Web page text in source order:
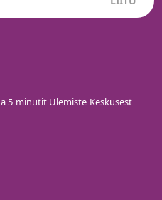
5 minutit Ülemiste Keskusest